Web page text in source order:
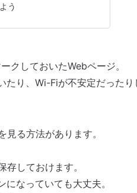
う
クしておいたWebページ。
たり、Wi-Fiが不安定だったり
る方法があります。
しておけます。
なっていても大丈夫。